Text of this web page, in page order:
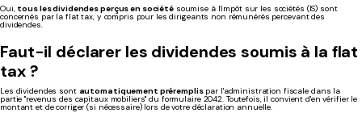
Oui, tous les dividendes perçus en sociétésoumise à l'impôt sur les sociétés (IS) sont
concernés par la flat tax, y compris pour les dirigeants non rémunérés percevant des
dividendes.
Faut-il déclarer les dividendes soumis à la flat
tax ?
Les dividendes sont automatiquement préremplispar l'administration fiscale dans la
partie "revenus des capitaux mobiliers" du formulaire 2042. Toutefois, il convient d'en vérifier le
montant et de corriger (si nécessaire) lors de votre déclaration annuelle.